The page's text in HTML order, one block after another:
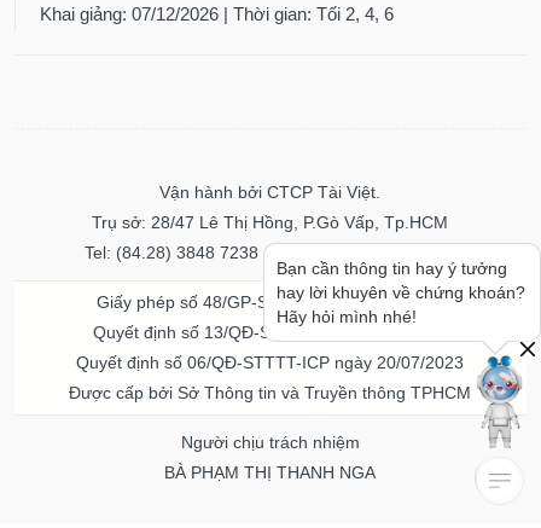
Khai giảng: 07/12/2026 | Thời gian: Tối 2, 4, 6
Vận hành bởi CTCP Tài Việt.
Trụ sở: 28/47 Lê Thị Hồng, P.Gò Vấp, Tp.HCM
Tel: (84.28) 3848 7238 - Fax: (84.28) 3848 7237
Giấy phép số 48/GP-STTTT ngày 04/11/2016
Quyết định số 13/QĐ-STTTT ngày 02/11/2017
Quyết định số 06/QĐ-STTTT-ICP ngày 20/07/2023
Được cấp bởi Sở Thông tin và Truyền thông TPHCM
Người chịu trách nhiệm
BÀ PHẠM THỊ THANH NGA
Bạn cần thông tin hay ý tưởng
hay lời khuyên về chứng khoán?
Hãy hỏi mình nhé!